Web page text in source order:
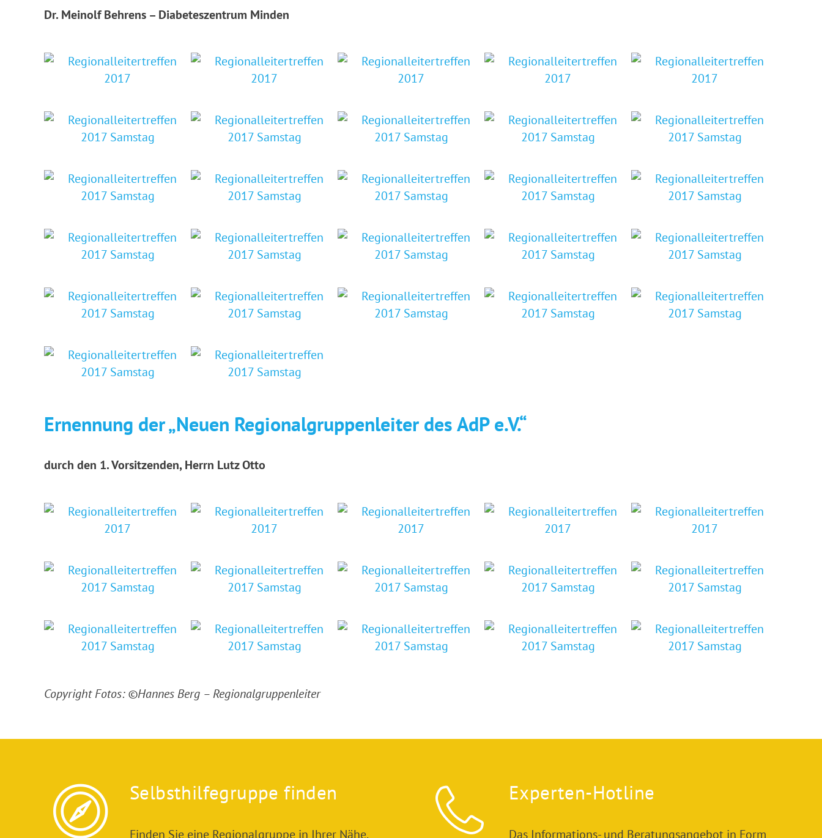
Dr. Meinolf Behrens – Diabeteszentrum Minden
Ernennung der „Neuen Regionalgruppenleiter des AdP e.V.“
durch den 1. Vorsitzenden, Herrn Lutz Otto
Copyright Fotos: ©Hannes Berg – Regionalgruppenleiter
Selbsthilfegruppe finden
Finden Sie eine Regionalgruppe in Ihrer Nähe.
Experten-Hotline
Das Informations- und Beratungsangebot in Form